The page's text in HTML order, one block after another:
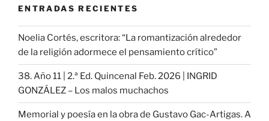
ENTRADAS RECIENTES
Noelia Cortés, escritora: “La romantización alrededor
de la religión adormece el pensamiento crítico”
38. Año 11 | 2.ª Ed. Quincenal Feb. 2026 | INGRID
GONZÁLEZ – Los malos muchachos
Memorial y poesía en la obra de Gustavo Gac-Artigas. A